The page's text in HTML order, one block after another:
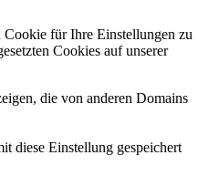
Cookie für Ihre Einstellungen zu
Cookies auf unserer
die von anderen Domains
diese Einstellung gespeichert